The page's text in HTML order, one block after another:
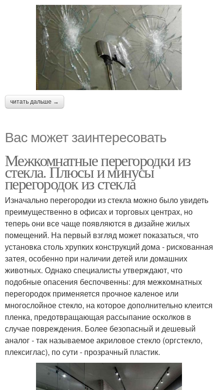
читать дальше →
Вас может заинтересовать
Межкомнатные перегородки из
стекла. Плюсы и минусы
перегородок из стекла
Изначально перегородки из стекла можно было увидеть
преимущественно в офисах и торговых центрах, но
теперь они все чаще появляются в дизайне жилых
помещений. На первый взгляд может показаться, что
установка столь хрупких конструкций дома - рискованная
затея, особенно при наличии детей или домашних
животных. Однако специалисты утверждают, что
подобные опасения беспочвенны: для межкомнатных
перегородок применяется прочное каленое или
многослойное стекло, на которое дополнительно клеится
пленка, предотвращающая рассыпание осколков в
случае повреждения. Более безопасный и дешевый
аналог - так называемое акриловое стекло (оргстекло,
плексиглас), по сути - прозрачный пластик.